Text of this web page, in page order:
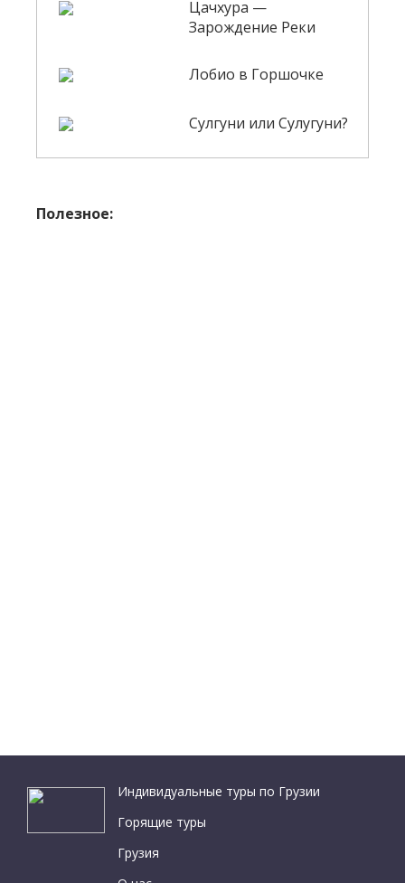
Цачхура —
Зарождение Реки
Лобио в Горшочке
Сулгуни или Сулугуни?
Полезное:
Индивидуальные туры по Грузии
Горящие туры
Грузия